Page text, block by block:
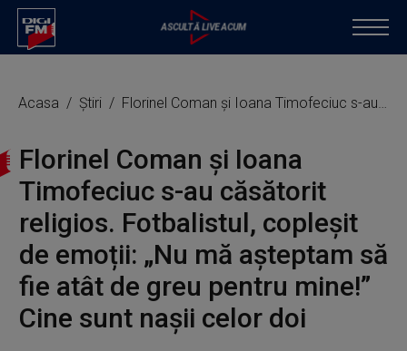
Acasa Știri Florinel Coman și Ioana Timofeciuc s-au căsătorit religios. Fotbalistul, copleșit de emoții: „Nu mă așteptam să fie atât de greu pentru mine!” Cine sunt nașii celor doi
Florinel Coman și Ioana
Timofeciuc s-au căsătorit
religios. Fotbalistul, copleșit
de emoții: „Nu mă așteptam să
fie atât de greu pentru mine!”
Cine sunt nașii celor doi